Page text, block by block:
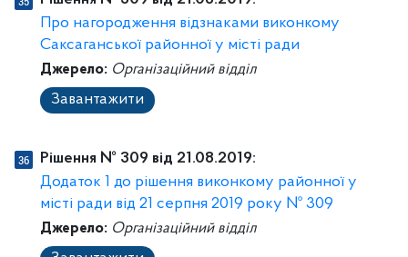
Про нагородження відзнаками виконкому
Саксаганської районної у місті ради
Джерело: Організаційний відділ
Завантажити
Рішення № 309 від 21.08.2019:
Додаток 1 до рішення виконкому районної у
місті ради від 21 серпня 2019 року № 309
Джерело: Організаційний відділ